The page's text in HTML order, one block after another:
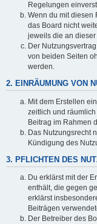
Regelungen
Wenn du mit diesen
das Board nicht
jeweils die an
Der
von beiden Seiten
werden.
2. EINRÄUMUNG VON
Mit dem Erstellen
zeitlich und
Beitrag im Rahmen
Das Nutzungsrecht
Kündigung des
3. PFLICHTEN DES
Du erklärst mit der
enthält, die gegen
erklärst
Beiträgen
Der Betreiber des